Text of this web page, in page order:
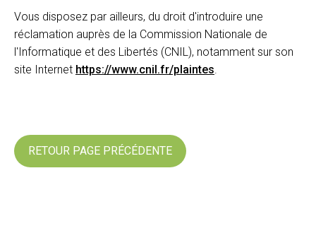
Vous disposez par ailleurs, du droit d'introduire une
réclamation auprès de la Commission Nationale de
l'Informatique et des Libertés (CNIL), notamment sur son
site Internet https://www.cnil.fr/plaintes.
RETOUR PAGE PRÉCÉDENTE